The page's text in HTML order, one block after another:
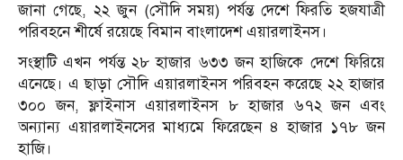
জানা গেছে, ২২ জুন (সৌদি সময়) পর্যন্ত দেশে ফিরতি হজযাত্রী
পরিবহনে শীর্ষে রয়েছে বিমান বাংলাদেশ এয়ারলাইনস।
সংস্থাটি এখন পর্যন্ত ২৮ হাজার ৬৩৩ জন হাজিকে দেশে ফিরিয়ে
এনেছে। এ ছাড়া সৌদি এয়ারলাইনস পরিবহন করেছে ২২ হাজার
৩০০ জন, ফ্লাইনাস এয়ারলাইনস ৮ হাজার ৬৭২ জন এবং
অন্যান্য এয়ারলাইনসের মাধ্যমে ফিরেছেন ৪ হাজার ১৭৮ জন
হাজি।